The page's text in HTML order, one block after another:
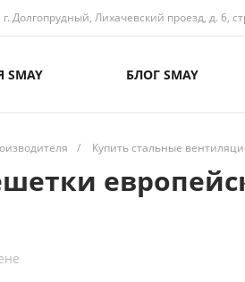
г. Долгопрудный, Лихачевский проезд, д. 6,
БЛОГ SMAY
/ Купить стальные